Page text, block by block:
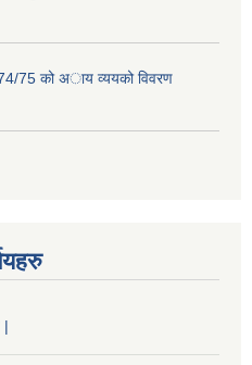
75 को अाय व्ययको विवरण
|